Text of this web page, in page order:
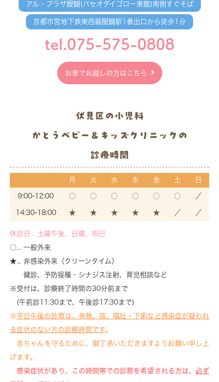
アル・プラザ醍醐(パセオダイゴロー東館)南側すぐそば
京都市営地下鉄東西線醍醐駅1番出口から徒歩1分
tel.075-575-0808
お車でお越しの方はこちら
伏見区の小児科
かとうベビー＆キッズクリニックの
診療時間
月 火 水 木 金 土 日
9:00-12:00 ○ ○ ○ ○ ○ ○ ／
14:30-18:00 ★ ★ ★ ★ ★ ／ ／
休診日：土曜午後、日曜、祝日
○... 一般外来
★... 非感染外来（クリーンタイム）
健診、予防接種・シナジス注射、育児相談など
※受付は、診療終了時間の30分前まで
(午前診11:30まで、午後診17:30まで)
※平日午後の診察は、発熱、咳、嘔吐・下痢など感染症が疑われ
る症状のない方の診療時間です。
赤ちゃんを守るために、御了承いただきますようお願い申し上
げます。
感染症状があり、この時間帯での診察を希望される方は、 必ず